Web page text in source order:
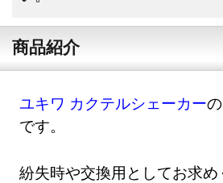
商品紹介
ユキワ カクテルシェーカー
です。
紛失時や交換用としてお求め